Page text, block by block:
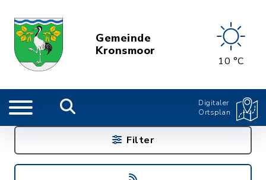
Gemeinde
Kronsmoor
10 °C
Digitaler
Ortsplan
Filter